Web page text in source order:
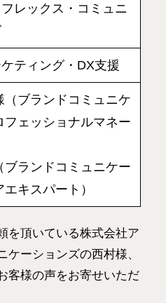
レックス・コミュニ
ティング・DX支援
ブランドコミュニケ
フェッショナルマネー
ランドコミュニケー
キスパート）
を頂いている株式会社ア
ケーションズの西村様、
客様の声をお寄せいただ